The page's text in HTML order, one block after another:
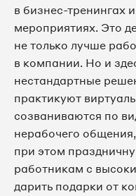
в бизнес-тренингах
мероприятиях. Это
не только лучше
в компании. Но и
нестандартные
практикуют
созваниваются по
нерабочего
при этом
работникам с
дарить подарки от